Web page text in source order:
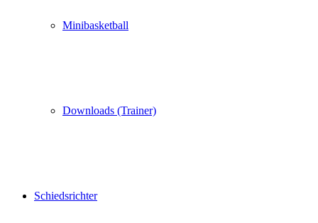
Minibasketball
Downloads (Trainer)
Schiedsrichter